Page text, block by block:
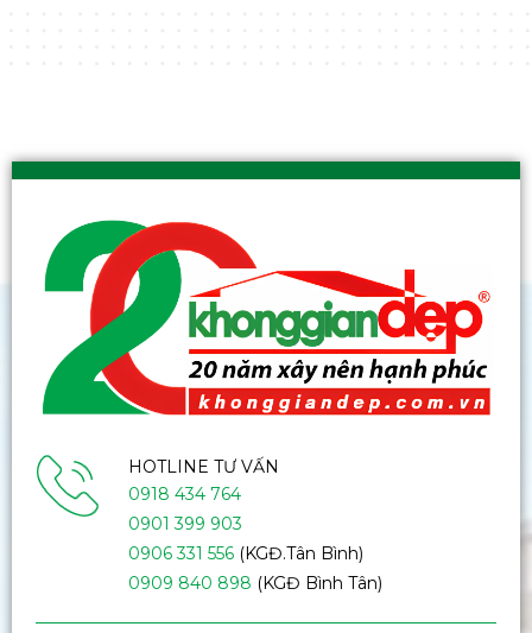
HOTLINE TƯ VẤN
0918 434 764
0901 399 903
0906 331 556(KGĐ.Tân Bình)
0909 840 898 (KGĐ Bình Tân)